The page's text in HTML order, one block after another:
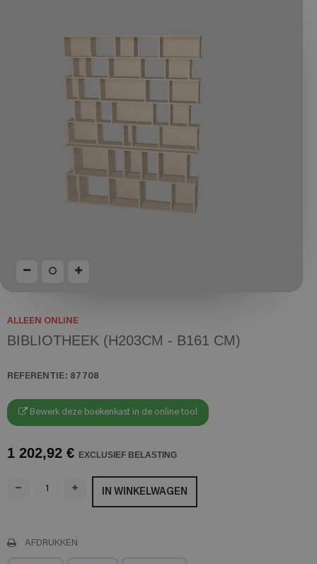
ALLEEN ONLINE
BIBLIOTHEEK (H203CM - B161 CM)
REFERENTIE: 87708
Bewerk deze boekenkast in de online tool
1 202,92 € EXCLUSIEF BELASTING
IN WINKELWAGEN
AFDRUKKEN